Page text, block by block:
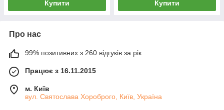
Купити Купити
Про нас
99% позитивних з 260 відгуків за рік
Працює з 16.11.2015
м. Київ
вул. Святослава Хороброго, Київ, Україна